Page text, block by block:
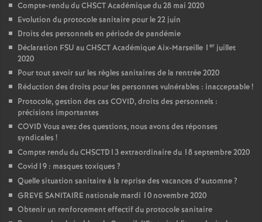
Compte-rendu du CHSCT Académique du 28 mai 2020
Evolution du protocole sanitaire pour le 22 juin
Droits des personnels en période de pandémie
Déclaration FSU au CHSCT Académique Aix-Marseille 1 er juillet
2020
Pour tout savoir sur les règles sanitaires de la rentrée 2020
Réduction des droits pour les personnes vulnérables : inacceptable!
Protocole, gestion des cas COVID, droits des personnels :
précisions importantes
COVID Vous avez des questions, nous avons des réponses
syndicales !
Compte rendu du CHSCTD13 extraordinaire du 18 septembre 2020
Covid19 : masques toxiques ?
Quelle situation sanitaire à la reprise des vacances d’automne?
GREVE SANITAIRE nationale mardi 10 novembre 2020
Obtenir un renforcement effectif du protocole sanitaire